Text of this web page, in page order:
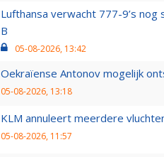
Lufthansa verwacht 777-9’s
B
05-08-2026, 13:42
Oekraïense Antonov mogelijk
05-08-2026, 13:18
KLM annuleert meerdere
05-08-2026, 11:57